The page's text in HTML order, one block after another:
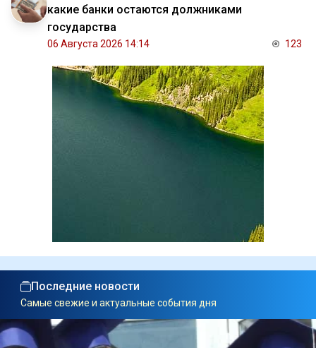
какие банки остаются должниками
государства
06 Августа 2026 14:14 123
Последние новости
Самые свежие и актуальные события дня